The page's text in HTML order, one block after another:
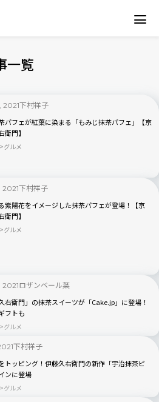
一覧
下村祥子
パフェが紅葉に染まる「もみじ抹茶パフェ」【京
衛門】
グルメ
2021下村祥子
紫陽花をイメージした抹茶パフェが登場！【京
衛門】
グルメ
ロザンベール葉
右衛門」の抹茶スイーツが「Cake.jp」に登場！
フトも
グルメ
下村祥子
トッピング！伊藤久右衛門の新作「宇治抹茶ピ
ンに登場
グルメ